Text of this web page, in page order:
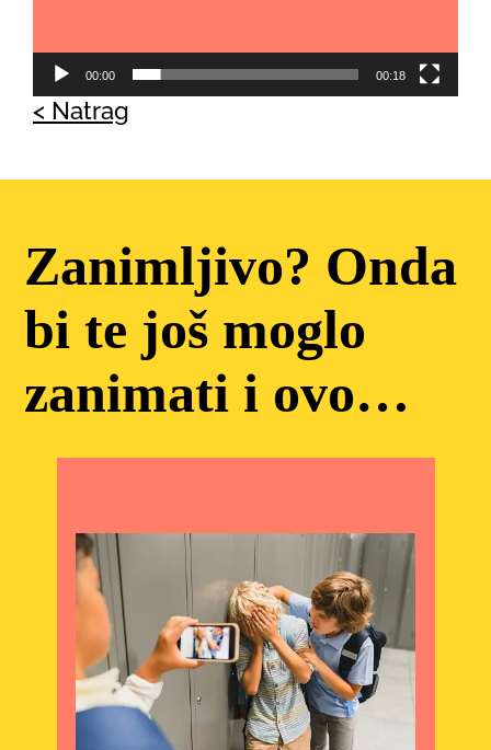
00:00 00:18
< Natrag
Zanimljivo? Onda
bi te još moglo
zanimati i ovo…